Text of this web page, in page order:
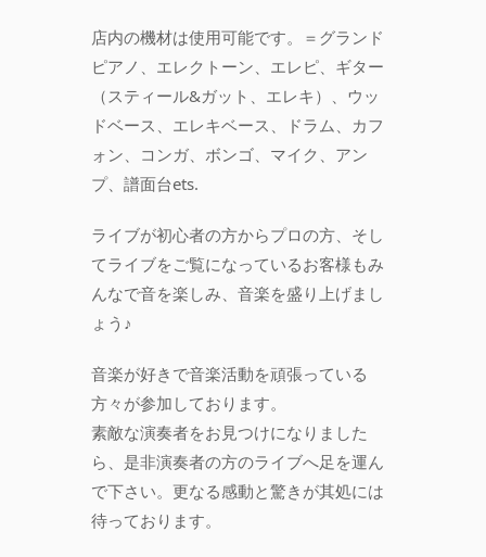
店内の機材は使用可能です。＝グランド
ピアノ、エレクトーン、エレピ、ギター
（スティール&ガット、エレキ）、ウッ
ドベース、エレキベース、ドラム、カフ
ォン、コンガ、ボンゴ、マイク、アン
プ、譜面台ets.
ライブが初心者の方からプロの方、そし
てライブをご覧になっているお客様もみ
んなで音を楽しみ、音楽を盛り上げまし
ょう♪
音楽が好きで音楽活動を頑張っている
方々が参加しております。
素敵な演奏者をお見つけになりました
ら、是非演奏者の方のライブへ足を運ん
で下さい。更なる感動と驚きが其処には
待っております。